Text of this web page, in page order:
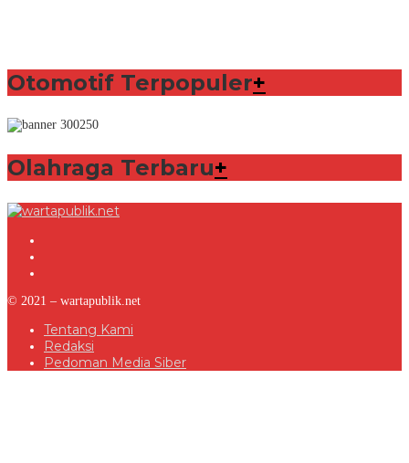
Otomotif Terpopuler+
Olahraga Terbaru+
© 2021 – wartapublik.net
Tentang Kami
Redaksi
Pedoman Media Siber